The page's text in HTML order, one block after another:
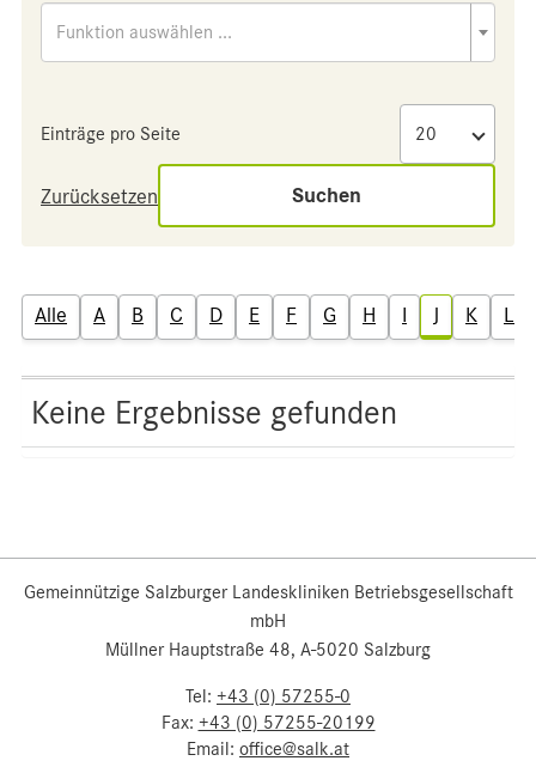
Funktion auswählen ...
Einträge pro Seite
Zurücksetzen Suchen
Alle A B C D E F G H I J K L
Keine Ergebnisse gefunden
Gemeinnützige Salzburger Landeskliniken Betriebsgesellschaft
mbH
Müllner Hauptstraße 48, A-5020 Salzburg
Tel: +43 (0) 57255-0
Fax: +43 (0) 57255-20199
Email: office@salk.at